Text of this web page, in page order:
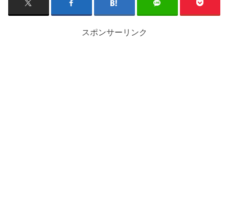
スポンサーリンク